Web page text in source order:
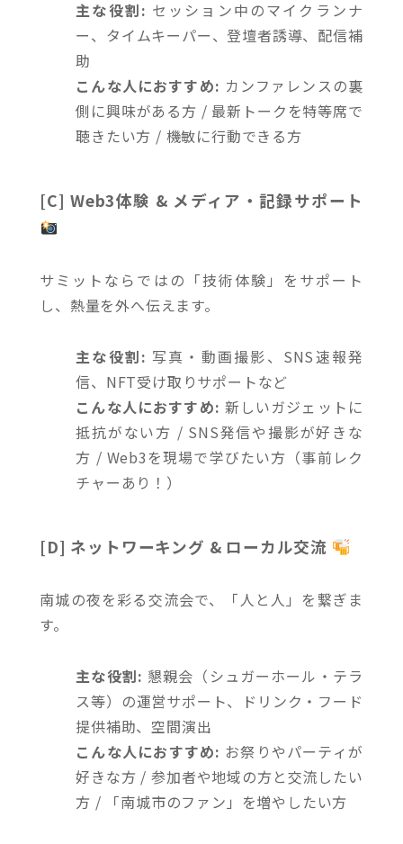
主な役割: セッション中のマイクランナ
ー、タイムキーパー、登壇者誘導、配信補
助
こんな人におすすめ: カンファレンスの裏
側に興味がある方 / 最新トークを特等席で
聴きたい方 / 機敏に行動できる方
[C] Web3体験 & メディア・記録サポート
サミットならではの「技術体験」をサポート
し、熱量を外へ伝えます。
主な役割: 写真・動画撮影、SNS速報発
信、NFT受け取りサポートなど
こんな人におすすめ: 新しいガジェットに
抵抗がない方 / SNS発信や撮影が好きな
方 / Web3を現場で学びたい方（事前レク
チャーあり！）
[D] ネットワーキング & ローカル交流
南城の夜を彩る交流会で、「人と人」を繋ぎま
す。
主な役割: 懇親会（シュガーホール・テラ
ス等）の運営サポート、ドリンク・フード
提供補助、空間演出
こんな人におすすめ: お祭りやパーティが
好きな方 / 参加者や地域の方と交流したい
方 / 「南城市のファン」を増やしたい方